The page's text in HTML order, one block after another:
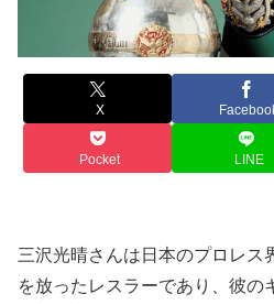
X
Pocket LINE
三沢光晴さんは日本のプロレス
を放ったレスラーであり、彼の